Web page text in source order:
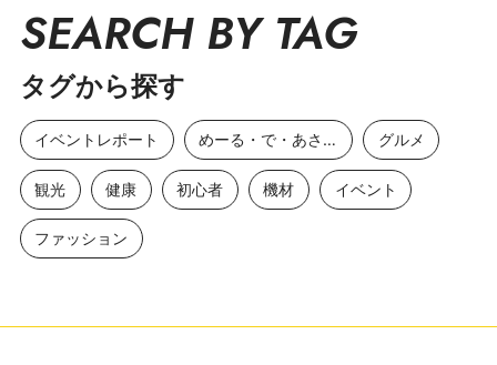
SEARCH BY TAG
タグから探す
イベントレポート めーる・で・あさひ グルメ
観光 健康 初心者 機材 イベント
ファッション